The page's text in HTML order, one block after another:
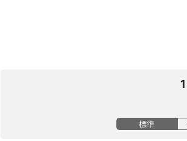
1
標準